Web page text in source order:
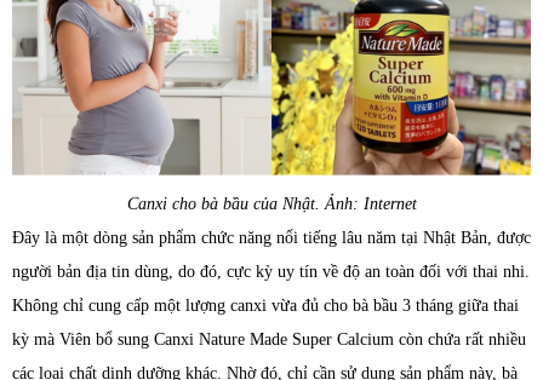
Canxi cho bà bầu của Nhật. Ảnh: Internet
Đây là một dòng sản phẩm chức năng nổi tiếng lâu năm tại Nhật Bản, được
người bản địa tin dùng, do đó, cực kỳ uy tín về độ an toàn đối với thai nhi.
Không chỉ cung cấp một lượng canxi vừa đủ cho bà bầu 3 tháng giữa thai
kỳ mà Viên bổ sung Canxi Nature Made Super Calcium còn chứa rất nhiều
các loại chất dinh dưỡng khác. Nhờ đó, chỉ cần sử dụng sản phẩm này, bà